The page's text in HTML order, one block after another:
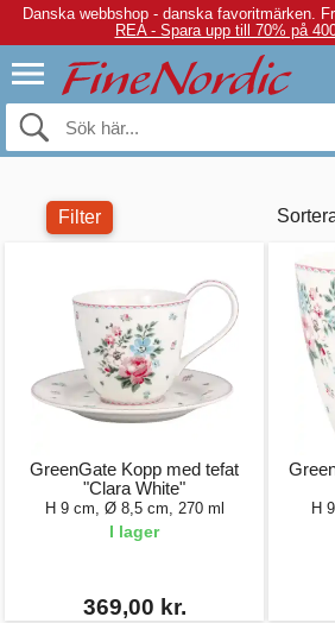
Danska webbshop - danska favoritmärken.
REA - Spara upp till 70% på
Filter
GreenGate Kopp med tefat
"Clara White"
H 9 cm, Ø 8,5 cm, 270 ml
I lager
369,00 kr.
H